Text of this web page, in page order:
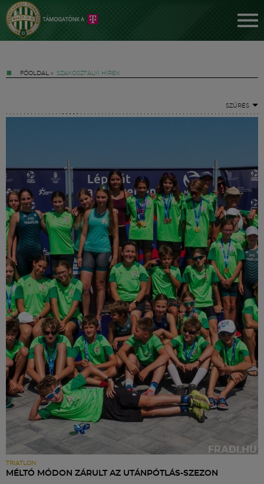
FŐOLDAL » SZAKOSZTÁLYI HÍREK
SZŰRÉS
TRIATLON
MÉLTÓ MÓDON ZÁRULT AZ UTÁNPÓTLÁS-SZEZON
FM YouTube +
Hírek
Labdarúgás
Szakosztályok
Meccscenter
Klub
Szolgáltatások
Shop